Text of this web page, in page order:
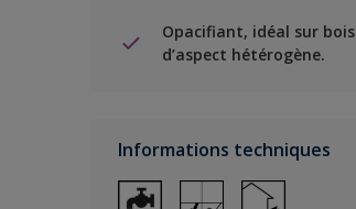
Opacifiant, idéal sur bois
d’aspect hétérogène.
Informations techniques